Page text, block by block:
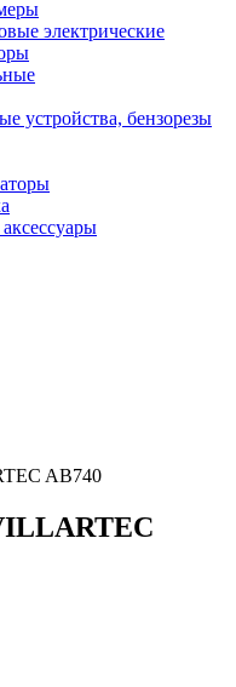
электрические
устройства, бензорезы
AB740